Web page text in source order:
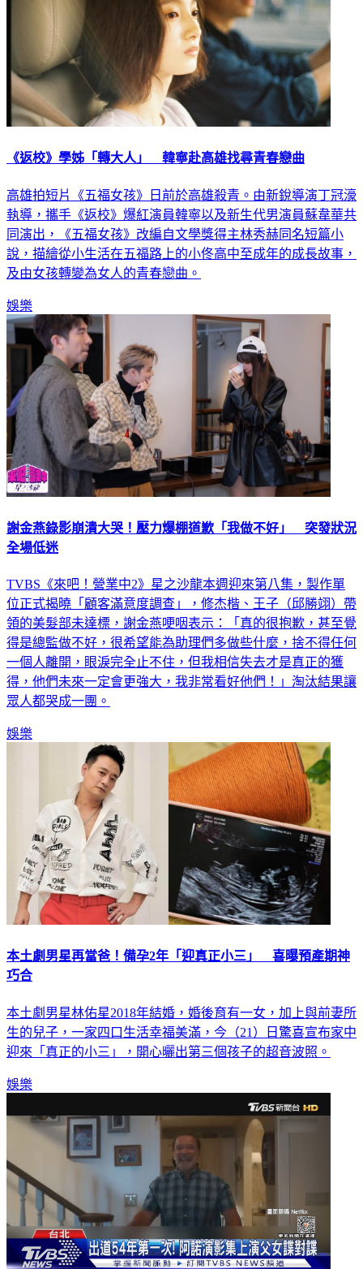
《返校》學姊「轉大人」 韓寧赴高雄找尋青春戀曲
高雄拍短片《五福女孩》日前於高雄殺青。由新銳導演丁冠濠
執導，攜手《返校》爆紅演員韓寧以及新生代男演員蘇韋華共
同演出，《五福女孩》改編自文學獎得主林秀赫同名短篇小
說，描繪從小生活在五福路上的小佟高中至成年的成長故事，
及由女孩轉變為女人的青春戀曲。
娛樂
謝金燕錄影崩潰大哭！壓力爆棚道歉「我做不好」 突發狀況
全場低迷
TVBS《來吧！營業中2》星之沙龍本週迎來第八集，製作單
位正式揭曉「顧客滿意度調查」，修杰楷、王子（邱勝翊）帶
領的美髮部未達標，謝金燕哽咽表示：「真的很抱歉，甚至覺
得是總監做不好，很希望能為助理們多做些什麼，捨不得任何
一個人離開，眼淚完全止不住，但我相信失去才是真正的獲
得，他們未來一定會更強大，我非常看好他們！」淘汰結果讓
眾人都哭成一團。
娛樂
本土劇男星再當爸！備孕2年「迎真正小三」 喜曝預產期神
巧合
本土劇男星林佑星2018年結婚，婚後育有一女，加上與前妻所
生的兒子，一家四口生活幸福美滿，今（21）日驚喜宣布家中
迎來「真正的小三」，開心曬出第三個孩子的超音波照。
娛樂